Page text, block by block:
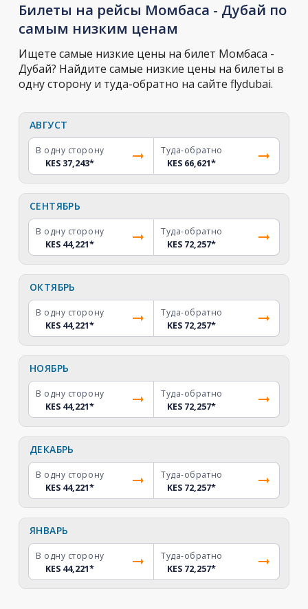
Билеты на рейсы Момбаса - Дубай по
самым низким ценам
Ищете самые низкие цены на билет Момбаса -
Дубай? Найдите самые низкие цены на билеты в
одну сторону и туда-обратно на сайте flydubai.
АВГУСТ
В одну сторону
KES 37,243*
Туда-обратно
KES 66,621*
СЕНТЯБРЬ
В одну сторону
KES 44,221*
Туда-обратно
KES 72,257*
ОКТЯБРЬ
В одну сторону
KES 44,221*
Туда-обратно
KES 72,257*
НОЯБРЬ
В одну сторону
KES 44,221*
Туда-обратно
KES 72,257*
ДЕКАБРЬ
В одну сторону
KES 44,221*
Туда-обратно
KES 72,257*
ЯНВАРЬ
В одну сторону
KES 44,221*
Туда-обратно
KES 72,257*